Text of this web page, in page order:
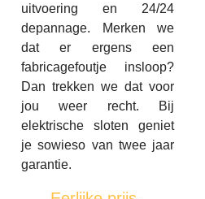
uitvoering en 24/24
depannage. Merken we
dat er ergens een
fabricagefoutje insloop?
Dan trekken we dat voor
jou weer recht. Bij
elektrische sloten geniet
je sowieso van twee jaar
garantie.